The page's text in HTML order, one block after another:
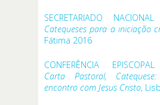
SECRETARIADO
Catequeses para a iniciação
Fátima 2016
CONFERÊNCIA
Carta Pastoral,
encontro com Jesus Cristo,